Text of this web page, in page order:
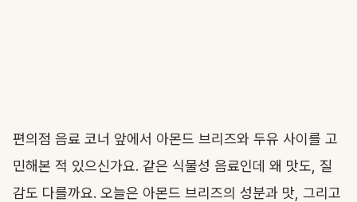
편의점 음료 코너 앞에서 아몬드 브리즈와 두유 사이를 고
민해본 적 있으신가요. 같은 식물성 음료인데 왜 맛도, 질
감도 다를까요. 오늘은 아몬드 브리즈의 성분과 맛, 그리고